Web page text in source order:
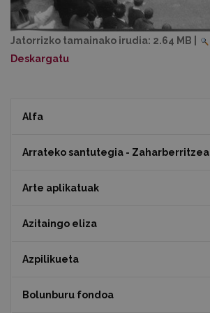
Jatorrizko tamainako irudia: 2.64 MB
Deskargatu
Alfa
Arrateko santutegia - Zaharberritzea
Arte aplikatuak
Azitaingo eliza
Azpilikueta
Bolunburu fondoa